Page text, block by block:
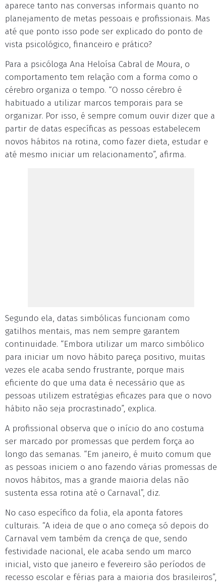
aparece tanto nas conversas informais quanto no
planejamento de metas pessoais e profissionais. Mas
até que ponto isso pode ser explicado do ponto de
vista psicológico, financeiro e prático?
Para a psicóloga Ana Heloísa Cabral de Moura, o
comportamento tem relação com a forma como o
cérebro organiza o tempo. “O nosso cérebro é
habituado a utilizar marcos temporais para se
organizar. Por isso, é sempre comum ouvir dizer que a
partir de datas específicas as pessoas estabelecem
novos hábitos na rotina, como fazer dieta, estudar e
até mesmo iniciar um relacionamento”, afirma.
Segundo ela, datas simbólicas funcionam como
gatilhos mentais, mas nem sempre garantem
continuidade. “Embora utilizar um marco simbólico
para iniciar um novo hábito pareça positivo, muitas
vezes ele acaba sendo frustrante, porque mais
eficiente do que uma data é necessário que as
pessoas utilizem estratégias eficazes para que o novo
hábito não seja procrastinado”, explica.
A profissional observa que o início do ano costuma
ser marcado por promessas que perdem força ao
longo das semanas. “Em janeiro, é muito comum que
as pessoas iniciem o ano fazendo várias promessas de
novos hábitos, mas a grande maioria delas não
sustenta essa rotina até o Carnaval”, diz.
No caso específico da folia, ela aponta fatores
culturais. “A ideia de que o ano começa só depois do
Carnaval vem também da crença de que, sendo
festividade nacional, ele acaba sendo um marco
inicial, visto que janeiro e fevereiro são períodos de
recesso escolar e férias para a maioria dos brasileiros”,